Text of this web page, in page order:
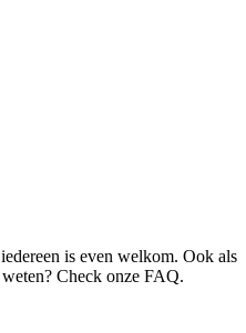
is even welkom. Ook als
Check onze FAQ.